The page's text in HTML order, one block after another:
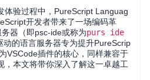
体验过程中，PureScript Languag
开发者带来了一场编码革
器（即psc-ide或称为purs ide
动的语言服务器专为提升PureScrip
VSCode插件的核心，同样兼容于
，本文将带你深入了解这一卓越工